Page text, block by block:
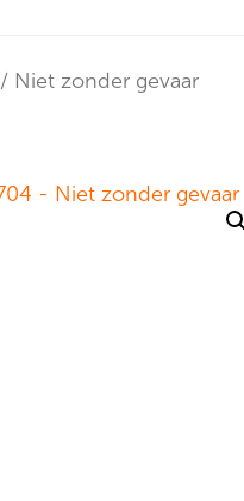
/ Niet zonder gevaar